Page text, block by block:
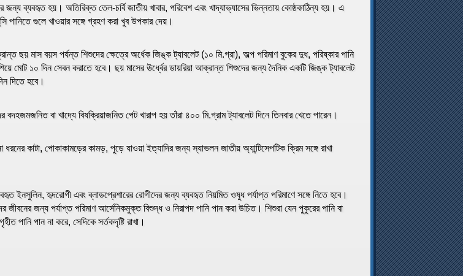
জন্য ব্যবহৃত হয়। অতিরিক্ত তেল-চর্বি জাতীয় খাবার, পরিবেশ এবং খাদ্যাভ্যাসের ভিন্নতায় কোষ্ঠকাঠিন্য হয়। এ
পানিতে গুলে খাওয়ার সঙ্গে গ্রহণ করা খুব উপকার দেয়।
ছয় মাস বয়স পর্যন্ত শিশুদের ক্ষেত্রে অর্ধেক জিঙ্ক ট্যাবলেট (১০ মি.গ্রা), অল্প পরিমাণ বুকের দুধ, পরিষ্কার পানি
মোট ১০ দিন সেবন করাতে হবে। ছয় মাসের ঊর্ধ্বের ডায়রিয়া আক্রান্ত শিশুদের জন্য দৈনিক একটি জিঙ্ক ট্যাবলেট
দিতে হবে।
বদহজমজনিত বা খাদ্যে বিষক্রিয়াজনিত পেট খারাপ হয় তাঁরা ৪০০ মি.গ্রাম ট্যাবলেট দিনে তিনবার খেতে পারেন।
কাটা, পোকাকামড়ের কামড়, পুড়ে যাওয়া ইত্যাদির জন্য স্যাভলন জাতীয় অ্যান্টিসেপটিক ক্রিম সঙ্গে রাখা
ইনসুলিন, হৃদরোগী এবং ব্লাডপ্রেশারের রোগীদের জন্য ব্যবহৃত নিয়মিত ওষুধ পর্যাপ্ত পরিমাণে সঙ্গে নিতে হবে।
জীবনের জন্য পর্যাপ্ত পরিমাণ আর্সেনিকমুক্ত বিশুদ্ধ ও নিরাপদ পানি পান করা উচিত। শিশুরা যেন পুকুরের পানি বা
পানি পান না করে, সেদিকে সর্তকদৃষ্টি রাখা।